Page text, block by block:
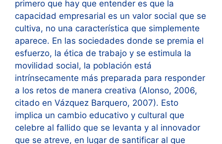
primero que hay que entender es que la
capacidad empresarial es un valor social que se
cultiva, no una característica que simplemente
aparece. En las sociedades donde se premia el
esfuerzo, la ética de trabajo y se estimula la
movilidad social, la población está
intrínsecamente más preparada para responder
a los retos de manera creativa (Alonso, 2006,
citado en Vázquez Barquero, 2007). Esto
implica un cambio educativo y cultural que
celebre al fallido que se levanta y al innovador
que se atreve, en lugar de santificar al que